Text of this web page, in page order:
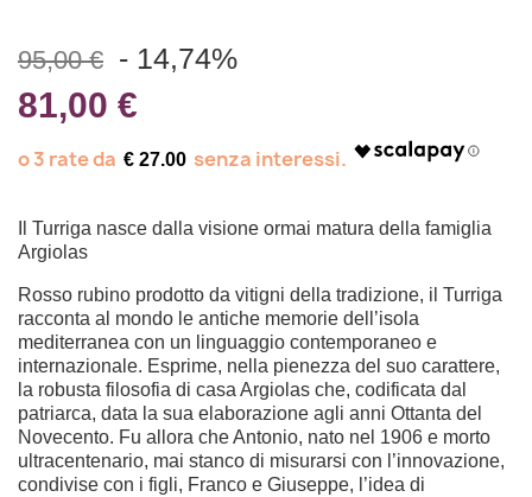
95,00 € - 14,74%
81,00 €
€ 27.00
Il Turriga nasce dalla visione ormai matura della famiglia
Argiolas
Rosso rubino prodotto da vitigni della tradizione, il Turriga
racconta al mondo le antiche memorie dell’isola
mediterranea con un linguaggio contemporaneo e
internazionale. Esprime, nella pienezza del suo carattere,
la robusta filosofia di casa Argiolas che, codificata dal
patriarca, data la sua elaborazione agli anni Ottanta del
Novecento. Fu allora che Antonio, nato nel 1906 e morto
ultracentenario, mai stanco di misurarsi con l’innovazione,
condivise con i figli, Franco e Giuseppe, l’idea di